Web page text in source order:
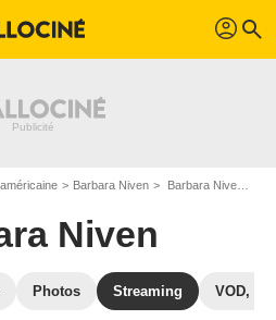
profil search
Barbara Niven Barbara Niven : Films et séries online
Niven
Photos Streaming VOD,